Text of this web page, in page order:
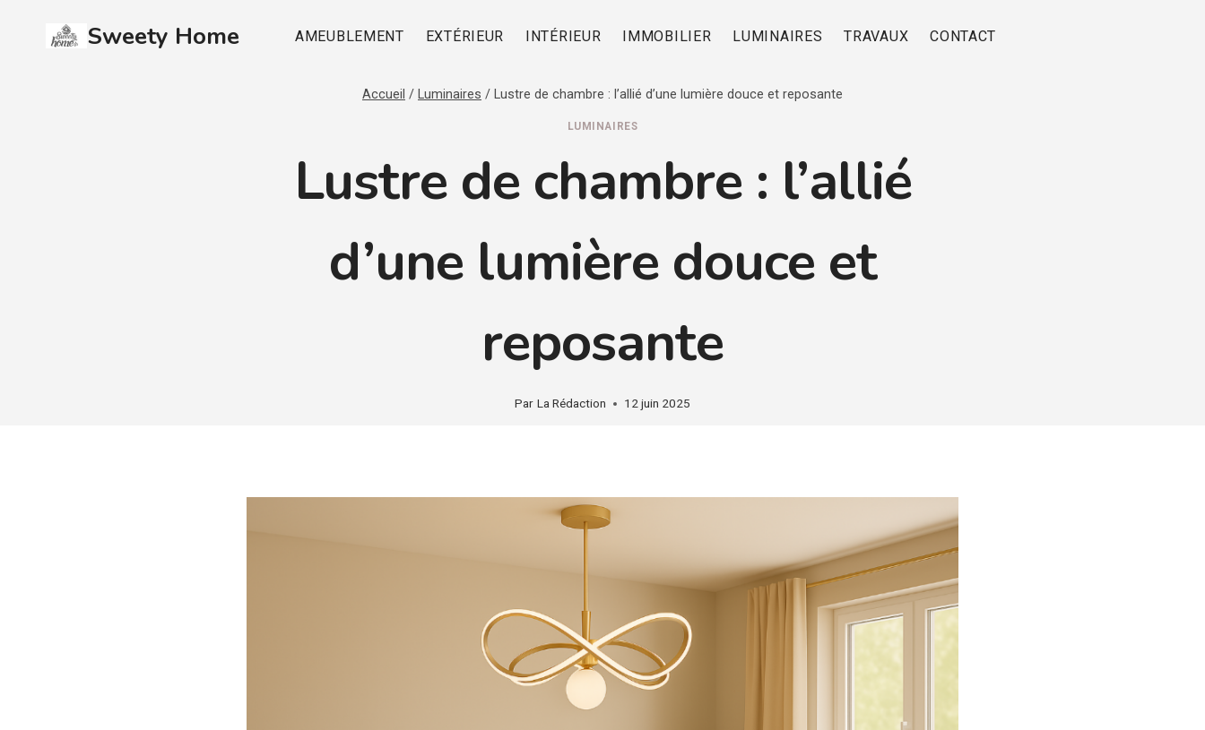
Sweety Home AMEUBLEMENT EXTÉRIEUR INTÉRIEUR IMMOBILIER LUMINAIRES TRAVAUX CONTACT
Accueil / Luminaires / Lustre de chambre : l’allié d’une lumière douce et reposante
LUMINAIRES
Lustre de chambre : l’allié
d’une lumière douce et
reposante
Par La Rédaction 12 juin 2025